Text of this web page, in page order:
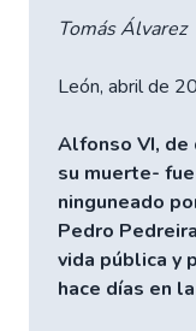
Tomás Álvarez
León, abril de
Alfonso VI, de
su muerte-
ninguneado
Pedro
vida pública y
hace días en